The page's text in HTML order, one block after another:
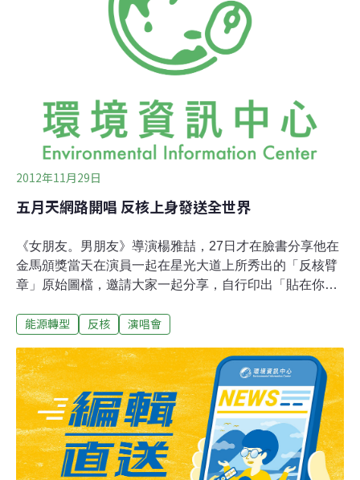
企業社會責任的左腦創意行銷公司，與長期推廣環境教育
理念的台灣環境資訊協會合作規劃「Green Idea」行動，
呼籲入場樂迷自備環保餐具與杯子，減少製造一次性的垃
圾，與實現垃圾不落地的期望。除了設置洗滌區，並提供
回收區，動員上百位志工協助民
2012年11月29日
五月天網路開唱 反核上身發送全世界
《女朋友。男朋友》導演楊雅喆，27日才在臉書分享他在
金馬頒獎當天在演員一起在星光大道上所秀出的「反核臂
章」原始圖檔，邀請大家一起分享，自行印出「貼在你的
滾天團五月天在「華人搖滾 全球發聲」線上演唱會，率先
全球發聲」演唱會，不但創下華人首度在YouTube現場直
播演唱會的紀錄，將華語音樂響遍全世界，透過網路實況
直播，更讓台灣人反核的心聲，讓全球看到。五月天的成
員們，個別將此貼紙貼不同的地方，主唱阿信貼在外套右
手口袋，吉他手怪獸貼在吉他背帶，鼓手冠佑選擇了鼓，
bass手瑪莎也貼在bass上。歌迷興奮的回應「看到反核貼
紙好感動，全世界都看到了！」在金馬會場將反核貼紙上
能源轉型 反核 演唱會